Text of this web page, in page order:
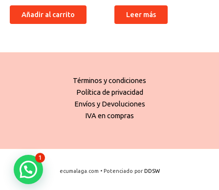
Añadir al carrito Leer más
Términos y condiciones
Política de privacidad
Envíos y Devoluciones
IVA en compras
ecumalaga.com • Potenciado por DDSW
1